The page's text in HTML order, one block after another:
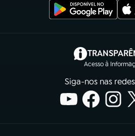
Acesso à
Siga-nos nas